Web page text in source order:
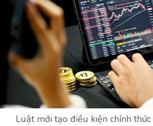
Luật mới tạo điều kiện chính